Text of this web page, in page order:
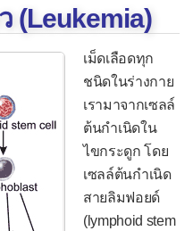
พาะอาหาร
ร
(Leukemia)
เม็ดเลือดทุก
ชนิดในร่างกาย
เรามาจากเซลล์
ต้นกำเนิดใน
ไขกระดูก โดย
เซลล์ต้นกำเนิด
สายลิมฟอยด์
(lymphoid stem